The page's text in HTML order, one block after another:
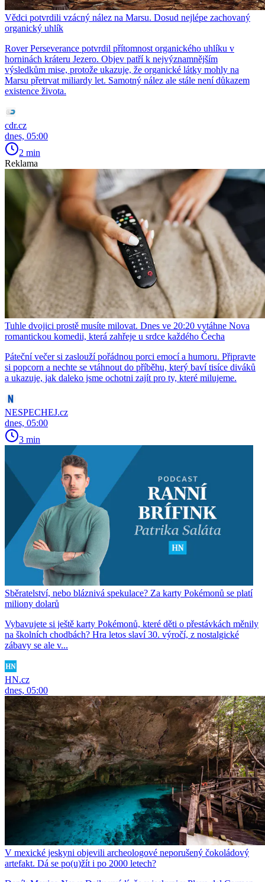
Vědci potvrdili vzácný nález na Marsu. Dosud nejlépe zachovaný
organický uhlík
Rover Perseverance potvrdil přítomnost organického uhlíku v
horninách kráteru Jezero. Objev patří k nejvýznamnějším
výsledkům mise, protože ukazuje, že organické látky mohly na
Marsu přetrvat miliardy let. Samotný nález ale stále není důkazem
existence života.
cdr.cz
dnes, 05:00
2 min
Reklama
Tuhle dvojici prostě musíte milovat. Dnes ve 20:20 vytáhne Nova
romantickou komedii, která zahřeje u srdce každého Čecha
Páteční večer si zaslouží pořádnou porci emocí a humoru. Připravte
si popcorn a nechte se vtáhnout do příběhu, který baví tisíce diváků
a ukazuje, jak daleko jsme ochotni zajít pro ty, které milujeme.
NESPECHEJ.cz
dnes, 05:00
3 min
Sběratelství, nebo bláznivá spekulace? Za karty Pokémonů se platí
miliony dolarů
Vybavujete si ještě karty Pokémonů, které děti o přestávkách měnily
na školních chodbách? Hra letos slaví 30. výročí, z nostalgické
zábavy se ale v...
HN.cz
dnes, 05:00
V mexické jeskyni objevili archeologové neporušený čokoládový
artefakt. Dá se po(u)žít i po 2000 letech?